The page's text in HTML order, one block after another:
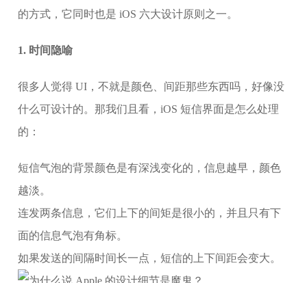
的方式，它同时也是 iOS 六大设计原则之一。
1. 时间隐喻
很多人觉得 UI，不就是颜色、间距那些东西吗，好像没
什么可设计的。那我们且看，iOS 短信界面是怎么处理
的：
短信气泡的背景颜色是有深浅变化的，信息越早，颜色
越淡。
连发两条信息，它们上下的间矩是很小的，并且只有下
面的信息气泡有角标。
如果发送的间隔时间长一点，短信的上下间距会变大。